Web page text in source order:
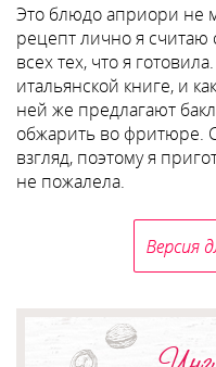
Это блюдо априори не
рецепт лично я
всех тех, что я
итальянской книге, и
ней же предлагают
обжарить во фритюре.
взгляд, поэтому я
не пожалела.